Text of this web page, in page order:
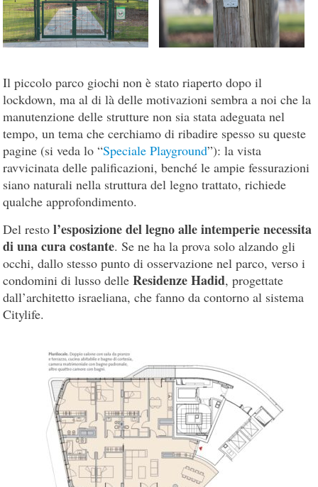
Il piccolo parco giochi non è stato riaperto dopo il
lockdown, ma al di là delle motivazioni sembra a noi che la
manutenzione delle strutture non sia stata adeguata nel
tempo, un tema che cerchiamo di ribadire spesso su queste
pagine (si veda lo “Speciale Playground”): la vista
ravvicinata delle palificazioni, benché le ampie fessurazioni
siano naturali nella struttura del legno trattato, richiede
qualche approfondimento.
Del resto l’esposizione del legno alle intemperie necessita
di una cura costante. Se ne ha la prova solo alzando gli
occhi, dallo stesso punto di osservazione nel parco, verso i
condomini di lusso delleResidenze Hadid, progettate
dall’architetto israeliana, che fanno da contorno al sistema
Citylife.